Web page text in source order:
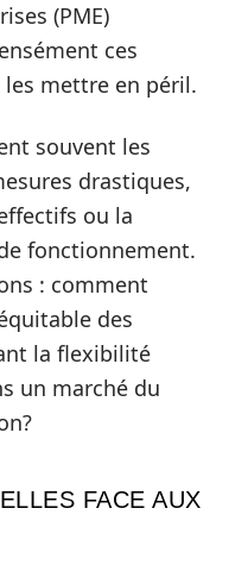
(PME)
ces
mettre en péril.
souvent les
drastiques,
ou la
fonctionnement.
: comment
des
la flexibilité
un marché du
FACE AUX